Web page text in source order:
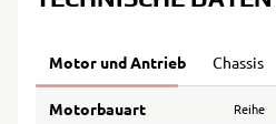
Motor und Antrieb Chassis
Motorbauart Reihe